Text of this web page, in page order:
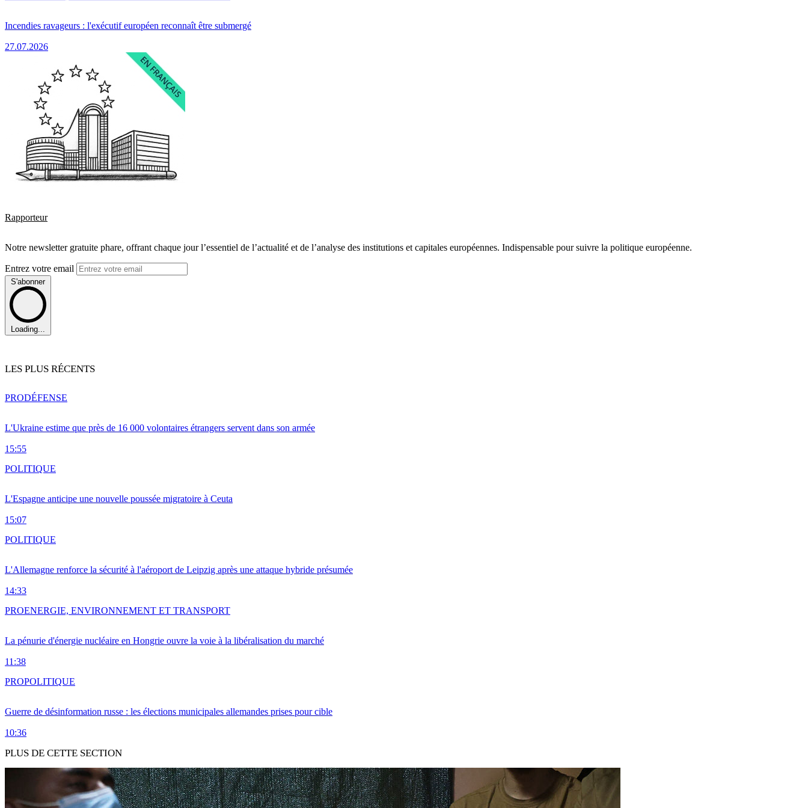
Incendies ravageurs : l'exécutif européen reconnaît être submergé
27.07.2026
Rapporteur
Notre newsletter gratuite phare, offrant chaque jour l’essentiel de l’actualité et de l’analyse des institutions et capitales européennes. Indispensable pour suivre la politique européenne.
Entrez votre email
S'abonner
Loading...
LES PLUS RÉCENTS
L'Ukraine estime que près de 16 000 volontaires étrangers servent dans son armée
15:55
PRODÉFENSE
L'Espagne anticipe une nouvelle poussée migratoire à Ceuta
15:07
POLITIQUE
L'Allemagne renforce la sécurité à l'aéroport de Leipzig après une attaque hybride présumée
14:33
POLITIQUE
La pénurie d'énergie nucléaire en Hongrie ouvre la voie à la libéralisation du marché
11:38
PROENERGIE, ENVIRONNEMENT ET TRANSPORT
Guerre de désinformation russe : les élections municipales allemandes prises pour cible
10:36
PROPOLITIQUE
PLUS DE CETTE SECTION